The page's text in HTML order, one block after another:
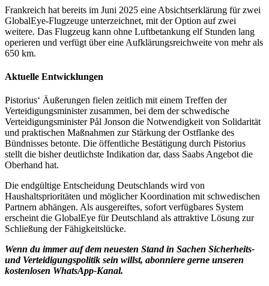
Frankreich hat bereits im Juni 2025 eine Absichtserklärung für zwei
GlobalEye-Flugzeuge unterzeichnet, mit der Option auf zwei
weitere. Das Flugzeug kann ohne Luftbetankung elf Stunden lang
operieren und verfügt über eine Aufklärungsreichweite von mehr als
650 km.
Aktuelle Entwicklungen
Pistorius‘ Äußerungen fielen zeitlich mit einem Treffen der
Verteidigungsminister zusammen, bei dem der schwedische
Verteidigungsminister Pål Jonson die Notwendigkeit von Solidarität
und praktischen Maßnahmen zur Stärkung der Ostflanke des
Bündnisses betonte. Die öffentliche Bestätigung durch Pistorius
stellt die bisher deutlichste Indikation dar, dass Saabs Angebot die
Oberhand hat.
Die endgültige Entscheidung Deutschlands wird von
Haushaltsprioritäten und möglicher Koordination mit schwedischen
Partnern abhängen. Als ausgereiftes, sofort verfügbares System
erscheint die GlobalEye für Deutschland als attraktive Lösung zur
Schließung der Fähigkeitslücke.
Wenn du immer auf dem neuesten Stand in Sachen Sicherheits-
und Verteidigungspolitik sein willst, abonniere gerne unseren
kostenlosen WhatsApp-Kanal.